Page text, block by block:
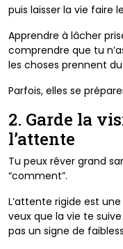
puis laisser la vie faire
Apprendre à lâcher
comprendre que tu
les choses prennent
Parfois, elles se
2. Garde la vision, mais libère-toi de
l’attente
Tu peux rêver grand
“comment”.
L’attente rigide est
veux que la vie te
pas un signe de